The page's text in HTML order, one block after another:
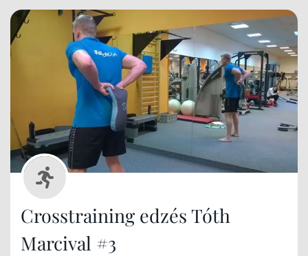
Crosstraining edzés Tóth
Marcival #3